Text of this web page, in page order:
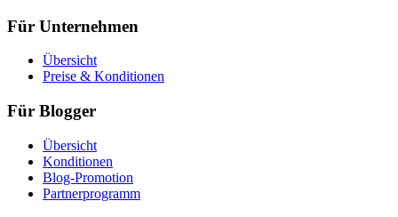
Für Unternehmen
Übersicht
Preise & Konditionen
Für Blogger
Übersicht
Konditionen
Blog-Promotion
Partnerprogramm